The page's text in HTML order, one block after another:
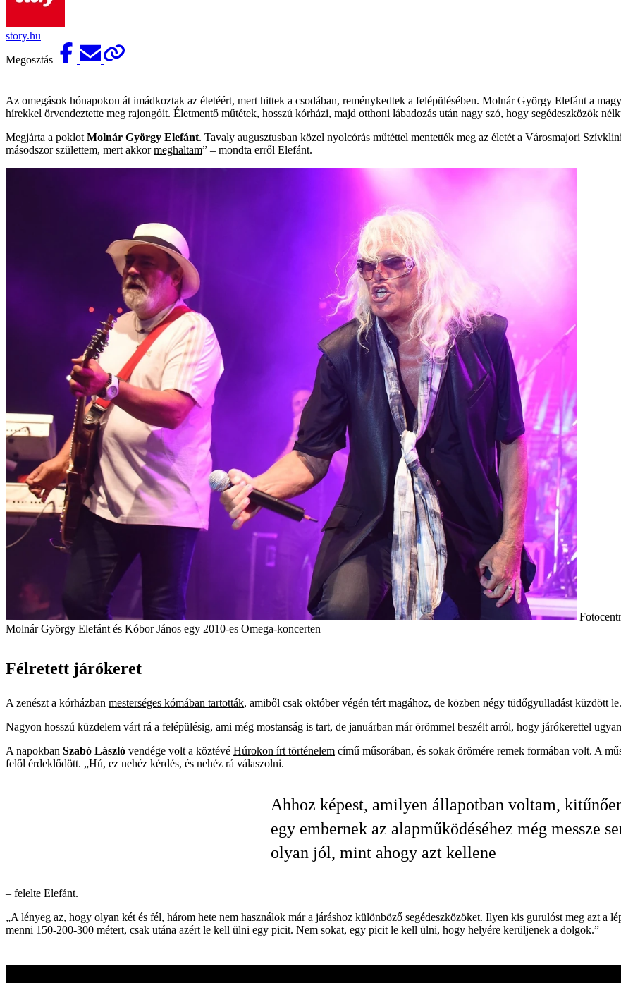
story.hu
Megosztás
Az omegások hónapokon át imádkoztak az életéért, mert hittek a csodában, reménykedtek a felépülésében. Molnár György Elefánt a
hírekkel örvendeztette meg rajongóit. Életmentő műtétek, hosszú kórházi, majd otthoni lábadozás után nagy szó, hogy segédeszközök
Megjárta a poklot Molnár György Elefánt. Tavaly augusztusban közel nyolcórás műtéttel mentették meg az életét a Városmajori
másodszor születtem, mert akkormeghaltam” – mondta erről Elefánt.
Molnár György Elefánt és Kóbor János egy 2010-es Omega-koncerten
Félretett járókeret
A zenészt a kórházban mesterséges kómában tartották, amiből csak október végén tért magához, de közben négy tüdőgyulladást küzdött le.
Nagyon hosszú küzdelem várt rá a felépülésig, ami még mostanság is tart, de januárban már örömmel beszélt arról, hogy járókerettel
A napokban Szabó László vendége volt a köztévé Húrokon írt történelem című műsorában, és sokak örömére remek formában volt. A
felől érdeklődött. „Hú, ez nehéz kérdés, és nehéz rá válaszolni.
Ahhoz képest, amilyen állapotban voltam,
egy embernek az alapműködéséhez még messze
olyan jól, mint ahogy azt kellene
– felelte Elefánt.
„A lényeg az, hogy olyan két és fél, három hete nem használok már a járáshoz különböző segédeszközöket. Ilyen kis gurulóst meg azt a
menni 150-200-300 métert, csak utána azért le kell ülni egy picit. Nem sokat, egy picit le kell ülni, hogy helyére kerüljenek a dolgok.”